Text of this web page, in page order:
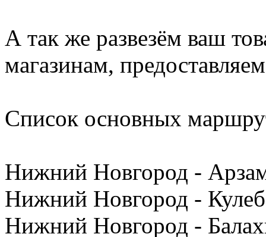
А так же развезём ваш
магазинам,
Список основных
Нижний Новгород -
Нижний Новгород -
Нижний Новгород -